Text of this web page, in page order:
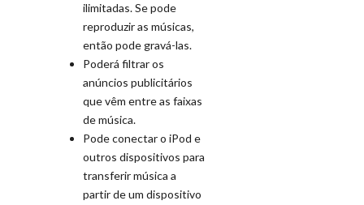
ilimitadas. Se pode
reproduzir as músicas,
então pode gravá-las.
Poderá filtrar os
anúncios publicitários
que vêm entre as faixas
de música.
Pode conectar o iPod e
outros dispositivos para
transferir música a
partir de um dispositivo